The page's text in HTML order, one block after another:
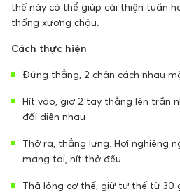
thế này có thể giúp cải thiện tuần
thống xương chậu.
Cách thực hiện
Đứng thẳng, 2 chân cách nhau
Hít vào, giơ 2 tay thẳng lên trần
đối diện nhau
Thở ra, thẳng lưng. Hơi nghiêng
mang tai, hít thở đều
Thả lỏng cơ thể, giữ tư thế từ 30